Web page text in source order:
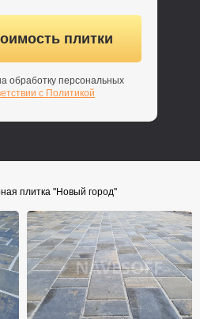
обработку персональных
с Политикой
плитки
плитка "Новый город"